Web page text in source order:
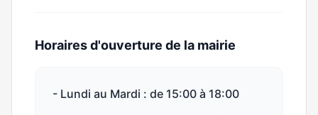
Horaires d'ouverture de la mairie
- Lundi au Mardi : de 15:00 à 18:00